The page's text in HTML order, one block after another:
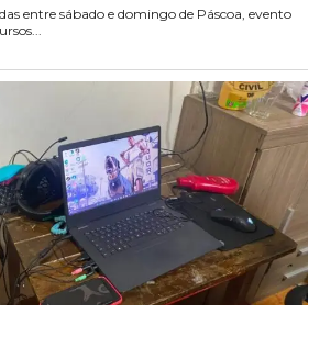
entre sábado e domingo de Páscoa, evento